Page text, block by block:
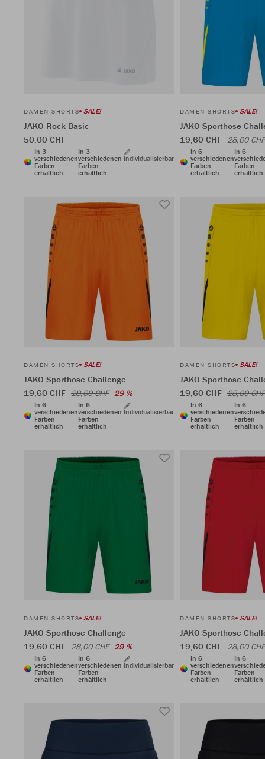
DAMEN SHORTS SALE!
JAKO Rock Basic
50,00 CHF
In 3
verschiedenen
Farben
erhältlich
In 3
verschiedenen
Farben
erhältlich
Individualisierbar
DAMEN SHORTS SALE!
JAKO Sporthose
19,60 CHF 28,00 CHF
In 6
verschiedenen
Farben
erhältlich
In 6
Farben
erhältlich
DAMEN SHORTS SALE!
JAKO Sporthose Challenge
19,60 CHF 28,00 CHF 29 %
In 6
verschiedenen
Farben
erhältlich
In 6
verschiedenen
Farben
erhältlich
Individualisierbar
DAMEN SHORTS SALE!
JAKO Sporthose
19,60 CHF 28,00 CHF
In 6
verschiedenen
Farben
erhältlich
In 6
Farben
erhältlich
DAMEN SHORTS SALE!
JAKO Sporthose Challenge
19,60 CHF 28,00 CHF 29 %
In 6
verschiedenen
Farben
erhältlich
In 6
verschiedenen
Farben
erhältlich
Individualisierbar
DAMEN SHORTS SALE!
JAKO Sporthose
19,60 CHF 28,00 CHF
In 6
verschiedenen
Farben
erhältlich
In 6
Farben
erhältlich